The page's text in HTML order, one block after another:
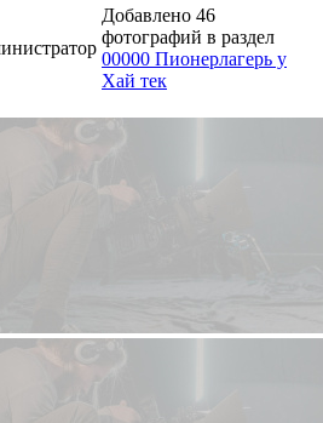
Добавлено 46
фотографий в раздел
00000 Пионерлагерь у
Хай тек